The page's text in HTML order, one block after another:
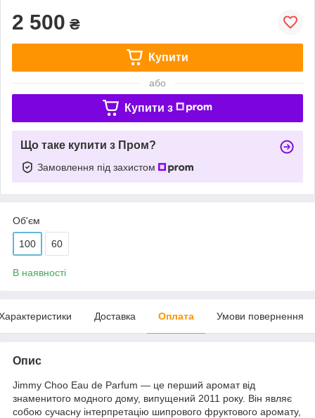
2 500 ₴
Купити
або
Купити з
Що таке купити з Пром?
Замовлення під захистом
Об'єм
100 60
В наявності
Доставка Оплата Умови повернення
Опис
Jimmy Choo Eau de Parfum — це перший аромат від
знаменитого модного дому, випущений 2011 року. Він являє
собою сучасну інтерпретацію шипрового фруктового аромату,